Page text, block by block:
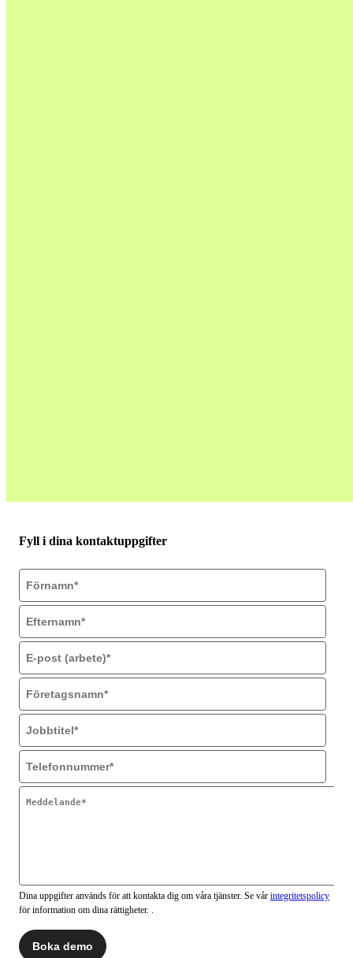
Fyll i dina kontaktuppgifter
Dina uppgifter används för att kontakta dig om våra tjänster. Se vår integritetspolicy
för information om dina rättigheter. .